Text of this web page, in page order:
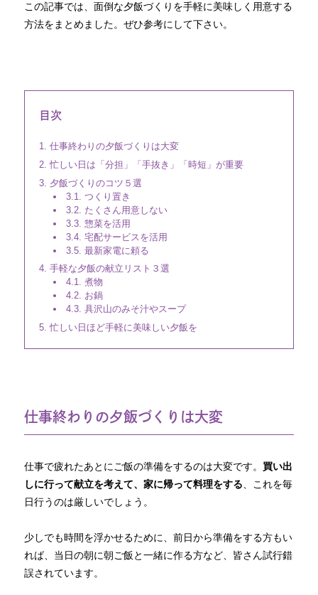
この記事では、面倒な夕飯づくりを手軽に美味しく用意する
方法をまとめました。ぜひ参考にして下さい。
目次
仕事終わりの夕飯づくりは大変
忙しい日は「分担」「手抜き」「時短」が重要
夕飯づくりのコツ５選
つくり置き
たくさん用意しない
惣菜を活用
宅配サービスを活用
最新家電に頼る
手軽な夕飯の献立リスト３選
煮物
お鍋
具沢山のみそ汁やスープ
忙しい日ほど手軽に美味しい夕飯を
仕事終わりの夕飯づくりは大変
仕事で疲れたあとにご飯の準備をするのは大変です。 買い出
しに行って献立を考えて、家に帰って料理をする 、これを毎
日行うのは厳しいでしょう。
少しでも時間を浮かせるために、前日から準備をする方もい
れば、当日の朝に朝ご飯と一緒に作る方など、皆さん試行錯
誤されています。